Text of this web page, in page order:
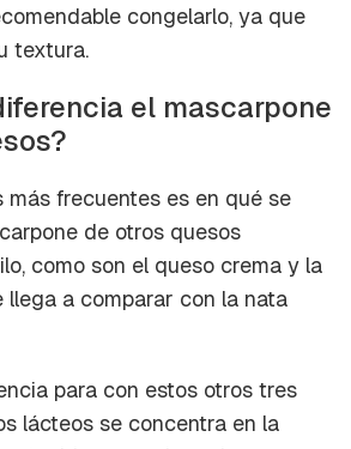
congelarlo, ya que
textura.
el mascarpone
más frecuentes es en qué se
de otros quesos
como son el queso crema y la
llega a comparar con la nata
para con estos otros tres
lácteos se concentra en la